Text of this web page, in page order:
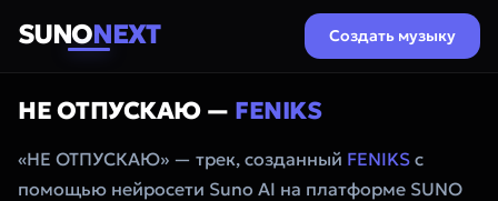
SUNONEXT Создать музыку
НЕ ОТПУСКАЮ — FENIKS
«НЕ ОТПУСКАЮ» — трек, созданный FENIKS с
помощью нейросети Suno AI на платформе SUNO